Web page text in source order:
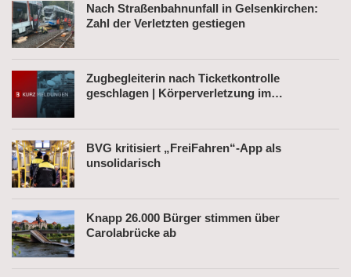
Nach Straßenbahnunfall in Gelsenkirchen:
Zahl der Verletzten gestiegen
Zugbegleiterin nach Ticketkontrolle
geschlagen | Körperverletzung im
BVG kritisiert „FreiFahren“-App als
unsolidarisch
Knapp 26.000 Bürger stimmen über
Carolabrücke ab